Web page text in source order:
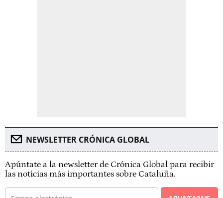
NEWSLETTER CRÓNICA GLOBAL
Apúntate a la newsletter de Crónica Global para recibir
las noticias más importantes sobre Cataluña.